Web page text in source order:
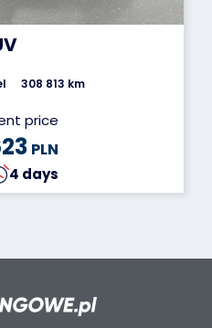
308 813 km
price
PLN
4 days